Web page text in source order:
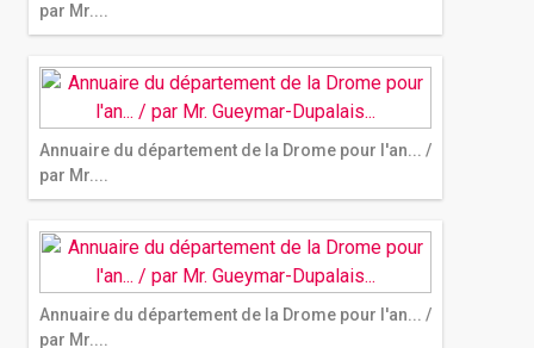
par Mr....
Annuaire du département de la Drome pour l'an... /
par Mr....
Annuaire du département de la Drome pour l'an... /
par Mr....